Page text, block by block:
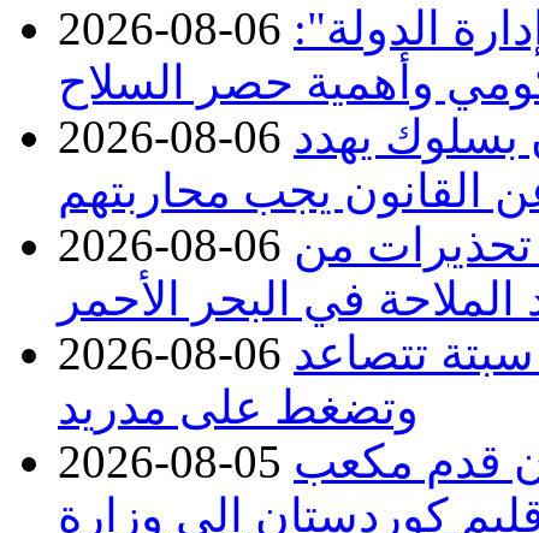
2026-08-06 الدولة":
وأهمية حصر السلاح
2026-08-06 بسلوك يهدد
القانون يجب محاربتهم
2026-08-06 من
الملاحة في البحر الأحمر
2026-08-06 تتصاعد
وتضغط على مدريد
2026-08-05 توريد 100 مليون قدم مكعب
كوردستان إلى وزارة